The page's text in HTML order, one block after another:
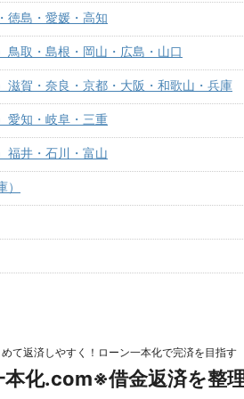
徳島・愛媛・高知
鳥取・島根・岡山・広島・山口
滋賀・奈良・京都・大阪・和歌山・兵庫
愛知・岐阜・三重
福井・石川・富山
て返済しやすく！ローン一本化で完済を目指す
本化.com※借金返済を整